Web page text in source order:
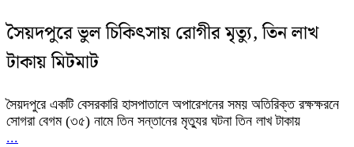
সৈয়দপুরে ভুল চিকিৎসায় রোগীর মৃত্যু, তিন লাখ
টাকায় মিটমাট
সৈয়দপুরে একটি বেসরকারি হাসপাতালে অপারেশনের সময় অতিরিক্ত রক্ষক্ষরনে
সোগরা বেগম (৩৫) নামে তিন সন্তানের মৃত্যুর ঘটনা তিন লাখ টাকায়
...